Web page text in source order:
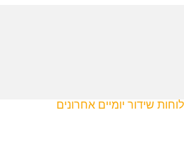
לוחות שידור יומיים אחרונים